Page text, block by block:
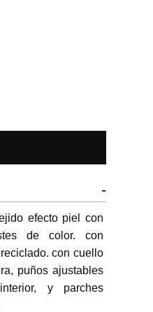
-
efecto piel con
de color. con
con cuello
puños ajustables
y parches